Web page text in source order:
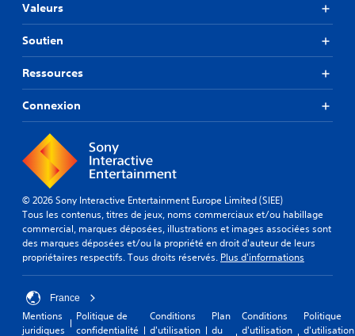
Valeurs
Soutien
Ressources
Connexion
© 2026 Sony Interactive Entertainment Europe Limited (SIEE)
Tous les contenus, titres de jeux, noms commerciaux et/ou habillage
commercial, marques déposées, illustrations et images associées sont
des marques déposées et/ou la propriété en droit d'auteur de leurs
propriétaires respectifs. Tous droits réservés. Plus d'informations
France
Mentions
juridiques
Politique de
confidentialité
Conditions
d'utilisation
Plan
du
Conditions
d'utilisation
Politique
d'utilisation